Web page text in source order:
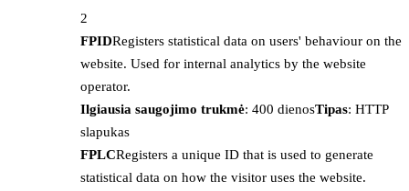
2
FPIDRegisters statistical data on users' behaviour on the
website. Used for internal analytics by the website
operator.
Ilgiausia saugojimo trukmė: 400 dienosTipas: HTTP
slapukas
FPLCRegisters a unique ID that is used to generate
statistical data on how the visitor uses the website.